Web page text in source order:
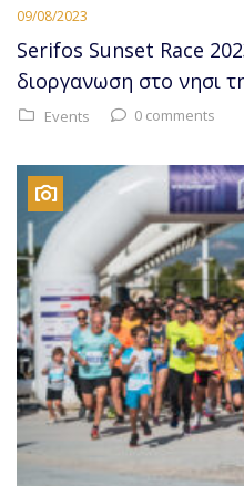
09/08/2023
Serifos Sunset Race
διοργανωση στο νησι
Events 0 comments